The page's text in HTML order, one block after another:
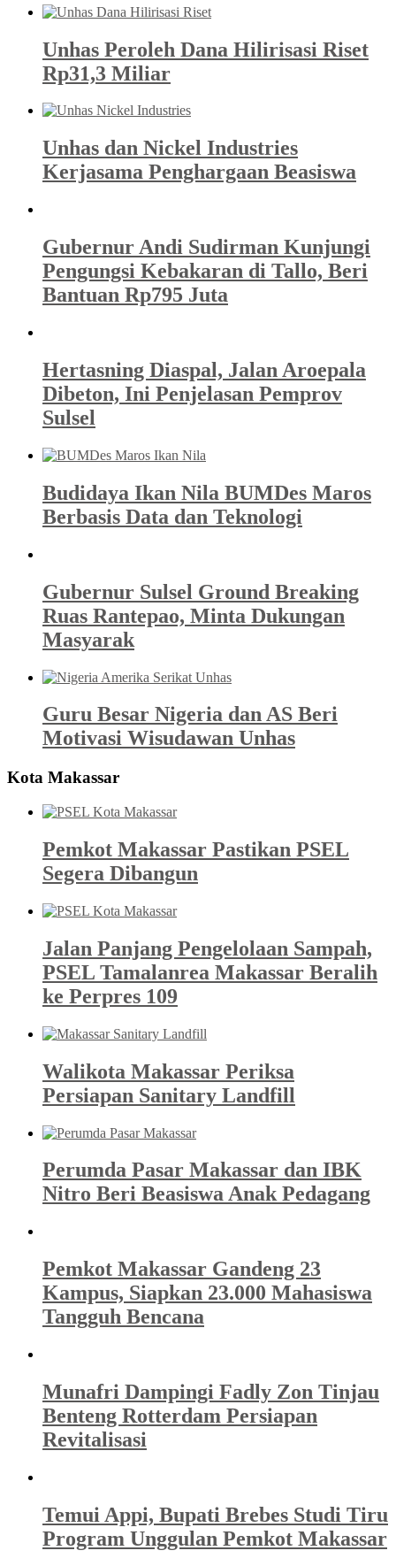
Unhas Peroleh Dana Hilirisasi Riset
Rp31,3 Miliar
Unhas dan Nickel Industries
Kerjasama Penghargaan Beasiswa
Gubernur Andi Sudirman Kunjungi
Pengungsi Kebakaran di Tallo, Beri
Bantuan Rp795 Juta
Hertasning Diaspal, Jalan Aroepala
Dibeton, Ini Penjelasan Pemprov
Sulsel
Budidaya Ikan Nila BUMDes Maros
Berbasis Data dan Teknologi
Gubernur Sulsel Ground Breaking
Ruas Rantepao, Minta Dukungan
Masyarak
Guru Besar Nigeria dan AS Beri
Motivasi Wisudawan Unhas
Kota Makassar
Pemkot Makassar Pastikan PSEL
Segera Dibangun
Jalan Panjang Pengelolaan Sampah,
PSEL Tamalanrea Makassar Beralih
ke Perpres 109
Walikota Makassar Periksa
Persiapan Sanitary Landfill
Perumda Pasar Makassar dan IBK
Nitro Beri Beasiswa Anak Pedagang
Pemkot Makassar Gandeng 23
Kampus, Siapkan 23.000 Mahasiswa
Tangguh Bencana
Munafri Dampingi Fadly Zon Tinjau
Benteng Rotterdam Persiapan
Revitalisasi
Temui Appi, Bupati Brebes Studi Tiru
Program Unggulan Pemkot Makassar